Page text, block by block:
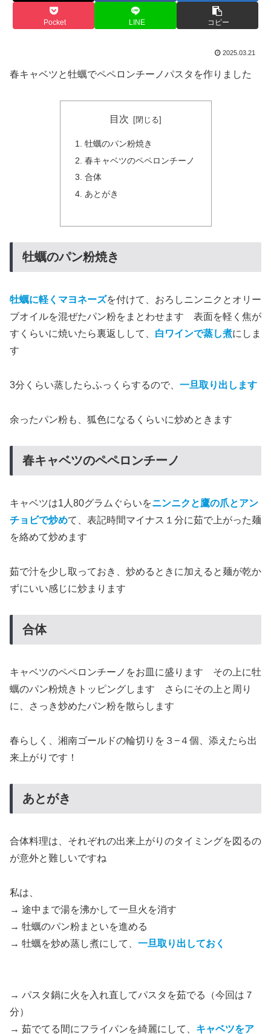
Pocket LINE コピー
2025.03.21
春キャベツと牡蠣でペペロンチーノパスタを作りました
目次
牡蠣のパン粉焼き
春キャベツのペペロンチーノ
合体
あとがき
牡蠣のパン粉焼き
牡蠣に軽くマヨネーズを付けて、おろしニンニクとオリー
ブオイルを混ぜたパン粉をまとわせます 表面を軽く焦が
すくらいに焼いたら裏返しして、 白ワインで蒸し煮にしま
す
3分くらい蒸したらふっくらするので、 一旦取り出します
余ったパン粉も、狐色になるくらいに炒めときます
春キャベツのペペロンチーノ
キャベツは1人80グラムぐらいをニンニクと鷹の爪とアン
チョビで炒めて、表記時間マイナス１分に茹で上がった麺
を絡めて炒めます
茹で汁を少し取っておき、炒めるときに加えると麺が乾か
ずにいい感じに炒まります
合体
キャベツのペペロンチーノをお皿に盛ります その上に牡
蠣のパン粉焼きトッピングします さらにその上と周り
に、さっき炒めたパン粉を散らします
春らしく、湘南ゴールドの輪切りを３−４個、添えたら出
来上がりです！
あとがき
合体料理は、それぞれの出来上がりのタイミングを図るの
が意外と難しいですね
私は、
→ 途中まで湯を沸かして一旦火を消す
→ 牡蠣のパン粉まといを進める
→ 牡蠣を炒め蒸し煮にして、 一旦取り出しておく
→ パスタ鍋に火を入れ直してパスタを茹でる（今回は７
分）
→ 茹でてる間にフライパンを綺麗にして、 キャベツをア